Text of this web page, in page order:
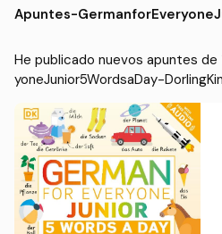
Apuntes-
He publicado nuevos apuntes de
yoneJunior5WordsaDay-